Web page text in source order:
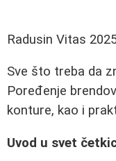
Radusin Vitas
Sve što treba da
Poređenje
konture, kao i
Uvod u svet